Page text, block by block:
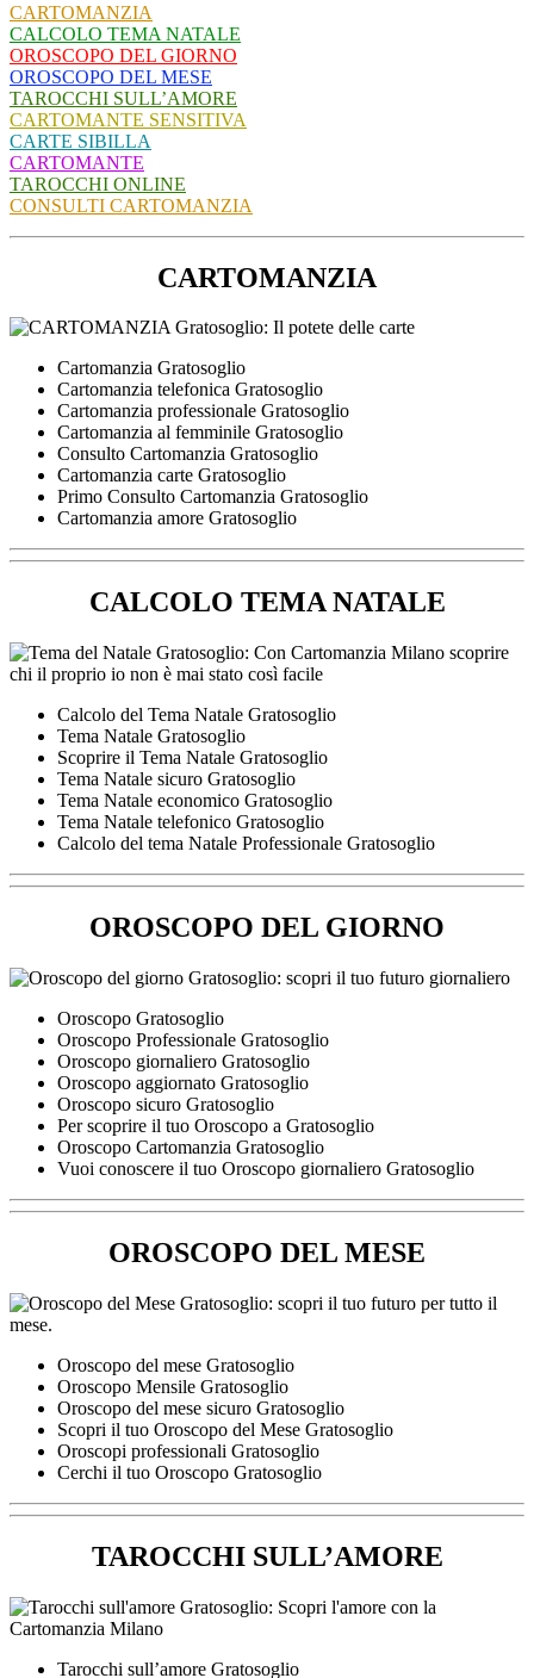
CARTOMANZIA
CALCOLO TEMA NATALE
OROSCOPO DEL GIORNO
OROSCOPO DEL MESE
TAROCCHI SULL’AMORE
CARTOMANTE SENSITIVA
CARTE SIBILLA
CARTOMANTE
TAROCCHI ONLINE
CONSULTI CARTOMANZIA
CARTOMANZIA
Cartomanzia Gratosoglio
Cartomanzia telefonica Gratosoglio
Cartomanzia professionale Gratosoglio
Cartomanzia al femminile Gratosoglio
Consulto Cartomanzia Gratosoglio
Cartomanzia carte Gratosoglio
Primo Consulto Cartomanzia Gratosoglio
Cartomanzia amore Gratosoglio
CALCOLO TEMA NATALE
Calcolo del Tema Natale Gratosoglio
Tema Natale Gratosoglio
Scoprire il Tema Natale Gratosoglio
Tema Natale sicuro Gratosoglio
Tema Natale economico Gratosoglio
Tema Natale telefonico Gratosoglio
Calcolo del tema Natale Professionale Gratosoglio
OROSCOPO DEL GIORNO
Oroscopo Gratosoglio
Oroscopo Professionale Gratosoglio
Oroscopo giornaliero Gratosoglio
Oroscopo aggiornato Gratosoglio
Oroscopo sicuro Gratosoglio
Per scoprire il tuo Oroscopo a Gratosoglio
Oroscopo Cartomanzia Gratosoglio
Vuoi conoscere il tuo Oroscopo giornaliero Gratosoglio
OROSCOPO DEL MESE
Oroscopo del mese Gratosoglio
Oroscopo Mensile Gratosoglio
Oroscopo del mese sicuro Gratosoglio
Scopri il tuo Oroscopo del Mese Gratosoglio
Oroscopi professionali Gratosoglio
Cerchi il tuo Oroscopo Gratosoglio
TAROCCHI SULL’AMORE
Tarocchi sull’amore Gratosoglio